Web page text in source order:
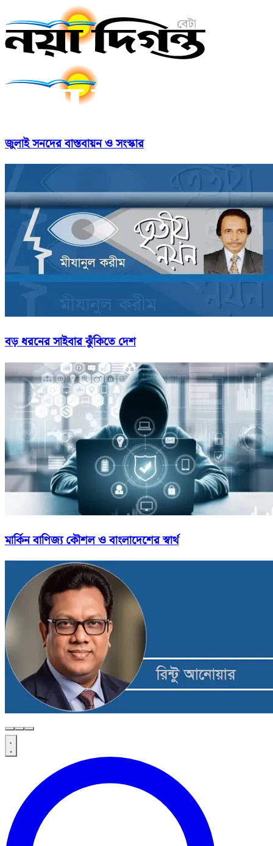
জুলাই সনদের বাস্তবায়ন ও সংস্কার
বড় ধরনের সাইবার ঝুঁকিতে দেশ
মার্কিন বাণিজ্য কৌশল ও বাংলাদেশের স্বার্থ